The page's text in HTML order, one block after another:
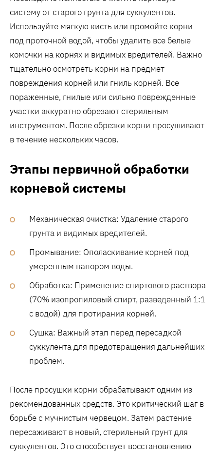
систему от старого грунта для суккулентов.
Используйте мягкую кисть или промойте корни
под проточной водой, чтобы удалить все белые
комочки на корнях и видимых вредителей. Важно
тщательно осмотреть корни на предмет
повреждения корней или гниль корней. Все
пораженные, гнилые или сильно поврежденные
участки аккуратно обрезают стерильным
инструментом. После обрезки корни просушивают
в течение нескольких часов.
Этапы первичной обработки
корневой системы
Механическая очистка: Удаление старого
грунта и видимых вредителей.
Промывание: Ополаскивание корней под
умеренным напором воды.
Обработка: Применение спиртового раствора
(70% изопропиловый спирт, разведенный 1:1
с водой) для протирания корней.
Сушка: Важный этап перед пересадкой
суккулента для предотвращения дальнейших
проблем.
После просушки корни обрабатывают одним из
рекомендованных средств. Это критический шаг в
борьбе с мучнистым червецом. Затем растение
пересаживают в новый, стерильный грунт для
суккулентов. Это способствует восстановлению